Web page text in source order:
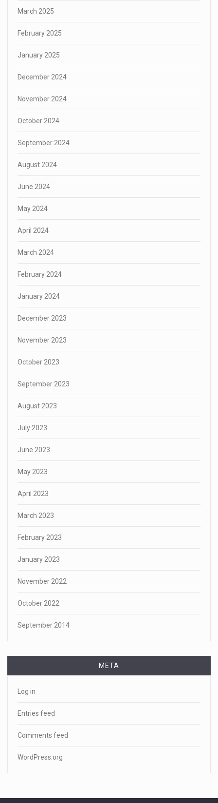
March 2025
February 2025
January 2025
December 2024
November 2024
October 2024
September 2024
August 2024
June 2024
May 2024
April 2024
March 2024
February 2024
January 2024
December 2023
November 2023
October 2023
September 2023
August 2023
July 2023
June 2023
May 2023
April 2023
March 2023
February 2023
January 2023
November 2022
October 2022
September 2014
META
Log in
Entries feed
Comments feed
WordPress.org